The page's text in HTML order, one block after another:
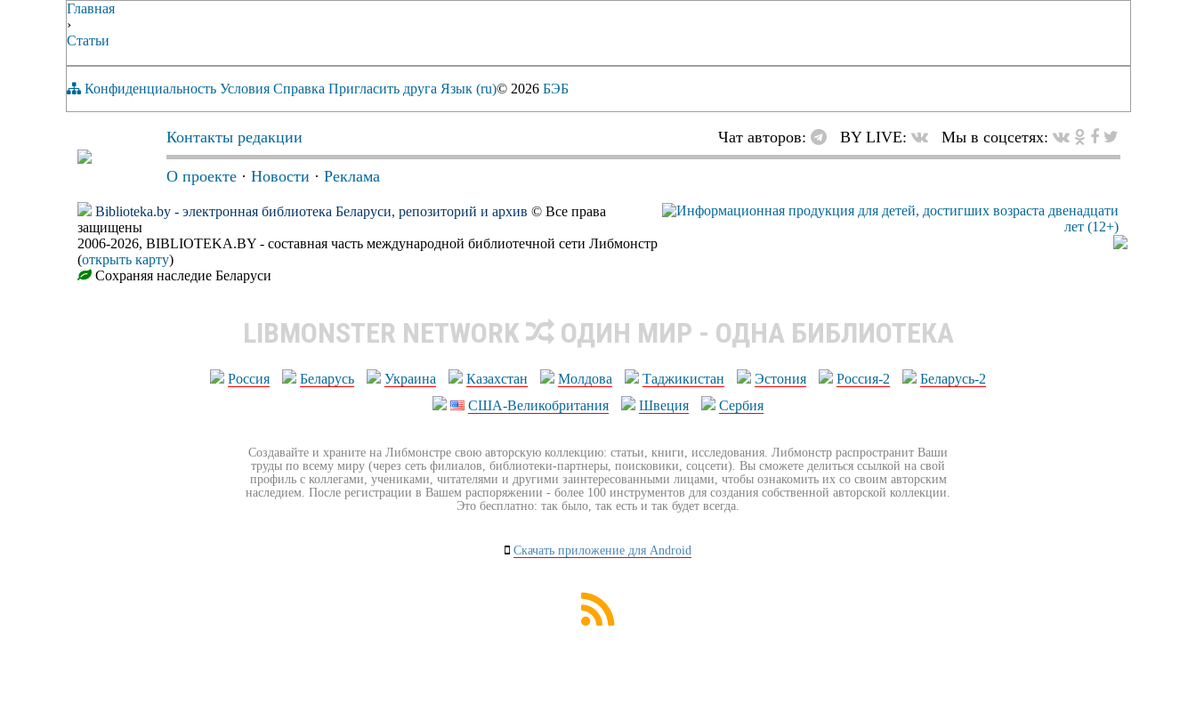
Главная
›
Статьи
Конфиденциальность Условия Справка Пригласить друга Язык (ru)© 2026 БЭБ
Контакты редакции Чат авторов: BY LIVE: Мы в соцсетях:
О проекте · Новости · Реклама
Biblioteka.by - электронная библиотека Беларуси, репозиторий и архив © Все права
защищены
2006-2026, BIBLIOTEKA.BY - составная часть международной библиотечной сети Либмонстр
(открыть карту)
Сохраняя наследие Беларуси
LIBMONSTER NETWORK ОДИН МИР - ОДНА БИБЛИОТЕКА
Россия Беларусь Украина Казахстан Молдова Таджикистан Эстония Россия-2
Беларусь-2
США-Великобритания
Швеция Сербия
Создавайте и храните на Либмонстре свою авторскую коллекцию: статьи, книги, исследования. Либмонстр распространит Ваши
труды по всему миру (через сеть филиалов, библиотеки-партнеры, поисковики, соцсети). Вы сможете делиться ссылкой на свой
профиль с коллегами, учениками, читателями и другими заинтересованными лицами, чтобы ознакомить их со своим авторским
наследием. После регистрации в Вашем распоряжении - более 100 инструментов для создания собственной авторской коллекции.
Это бесплатно: так было, так есть и так будет всегда.
Скачать приложение для Android